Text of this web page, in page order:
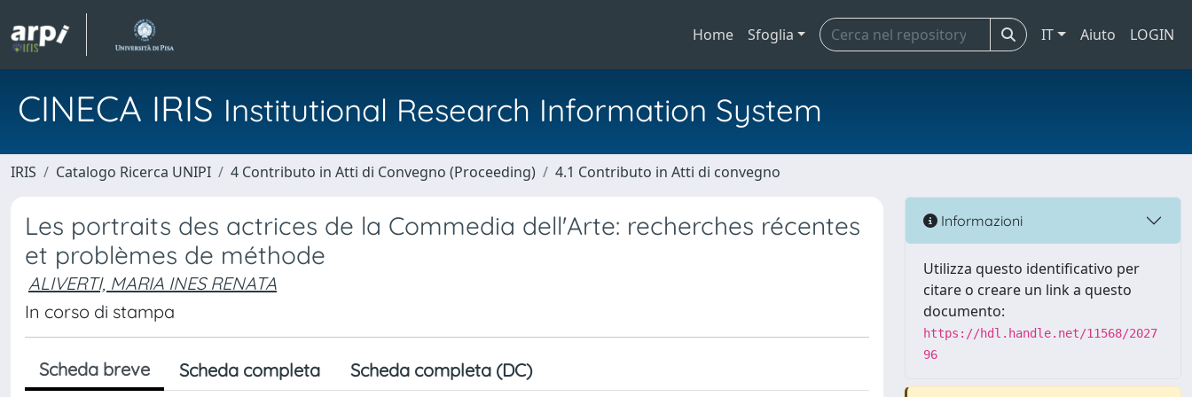
Home Sfoglia IT Aiuto LOGIN
CINECA IRIS Institutional Research Information System
IRIS Catalogo Ricerca UNIPI 4 Contributo in Atti di Convegno (Proceeding) 4.1 Contributo in Atti di convegno
Les portraits des actrices de la Commedia dell'Arte: recherches récentes
et problèmes de méthode
ALIVERTI, MARIA INES RENATA
In corso di stampa
Scheda breve Scheda completa Scheda completa (DC)
Informazioni
Utilizza questo identificativo per
citare o creare un link a questo
documento:
https://hdl.handle.net/11568/2027
96